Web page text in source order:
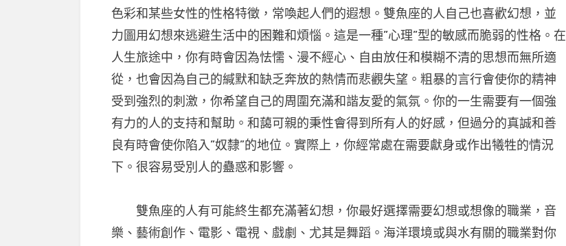
色彩和某些女性的性格特徵，常喚起人們的遐想。雙魚座的人自己也喜歡幻想，並
力圖用幻想來逃避生活中的困難和煩惱。這是一種”心理”型的敏感而脆弱的性格。在
人生旅途中，你有時會因為怯懦、漫不經心、自由放任和模糊不清的思想而無所適
從，也會因為自己的緘默和缺乏奔放的熱情而悲觀失望。粗暴的言行會使你的精神
受到強烈的刺激，你希望自己的周圍充滿和諧友愛的氣氛。你的一生需要有一個強
有力的人的支持和幫助。和藹可親的秉性會得到所有人的好感，但過分的真誠和善
良有時會使你陷入”奴隸”的地位。實際上，你經常處在需要獻身或作出犧牲的情況
下。很容易受別人的蠱惑和影響。
雙魚座的人有可能終生都充滿著幻想，你最好選擇需要幻想或想像的職業，音
樂、藝術創作、電影、電視、戲劇、尤其是舞蹈。海洋環境或與水有關的職業對你